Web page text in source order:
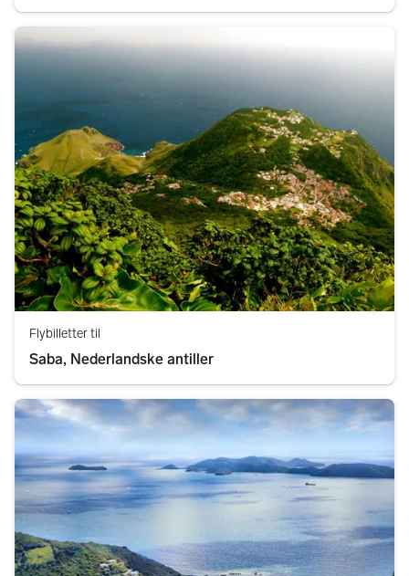
Flybilletter til
Saba, Nederlandske antiller